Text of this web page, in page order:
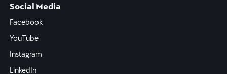
Social Media
Facebook
YouTube
Instagram
LinkedIn